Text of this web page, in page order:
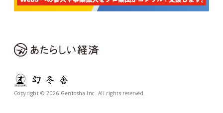
Copyright © 2026 Gentosha Inc. All rights reserved.